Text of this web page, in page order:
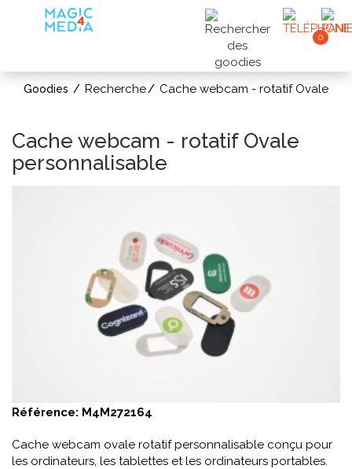
0
Goodies Recherche Cache webcam - rotatif Ovale
Cache webcam - rotatif Ovale
personnalisable
Référence: M4M272164
Cache webcam ovale rotatif personnalisable conçu pour
les ordinateurs, les tablettes et les ordinateurs portables.